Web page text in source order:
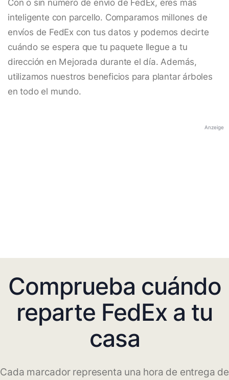
Con o sin número de envío de FedEx, eres más
inteligente con parcello. Comparamos millones de
envíos de FedEx con tus datos y podemos decirte
cuándo se espera que tu paquete llegue a tu
dirección en Mejorada durante el día. Además,
utilizamos nuestros beneficios para plantar árboles
en todo el mundo.
Anzeige
Comprueba cuándo
reparte FedEx a tu
casa
Cada marcador representa una hora de entrega de